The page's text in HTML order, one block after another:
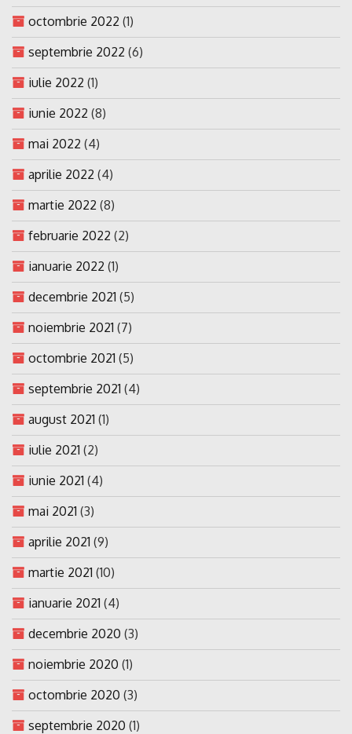
octombrie 2022 (1)
septembrie 2022 (6)
iulie 2022 (1)
iunie 2022 (8)
mai 2022 (4)
aprilie 2022 (4)
martie 2022 (8)
februarie 2022 (2)
ianuarie 2022 (1)
decembrie 2021 (5)
noiembrie 2021 (7)
octombrie 2021 (5)
septembrie 2021 (4)
august 2021 (1)
iulie 2021 (2)
iunie 2021 (4)
mai 2021 (3)
aprilie 2021 (9)
martie 2021 (10)
ianuarie 2021 (4)
decembrie 2020 (3)
noiembrie 2020 (1)
octombrie 2020 (3)
septembrie 2020 (1)